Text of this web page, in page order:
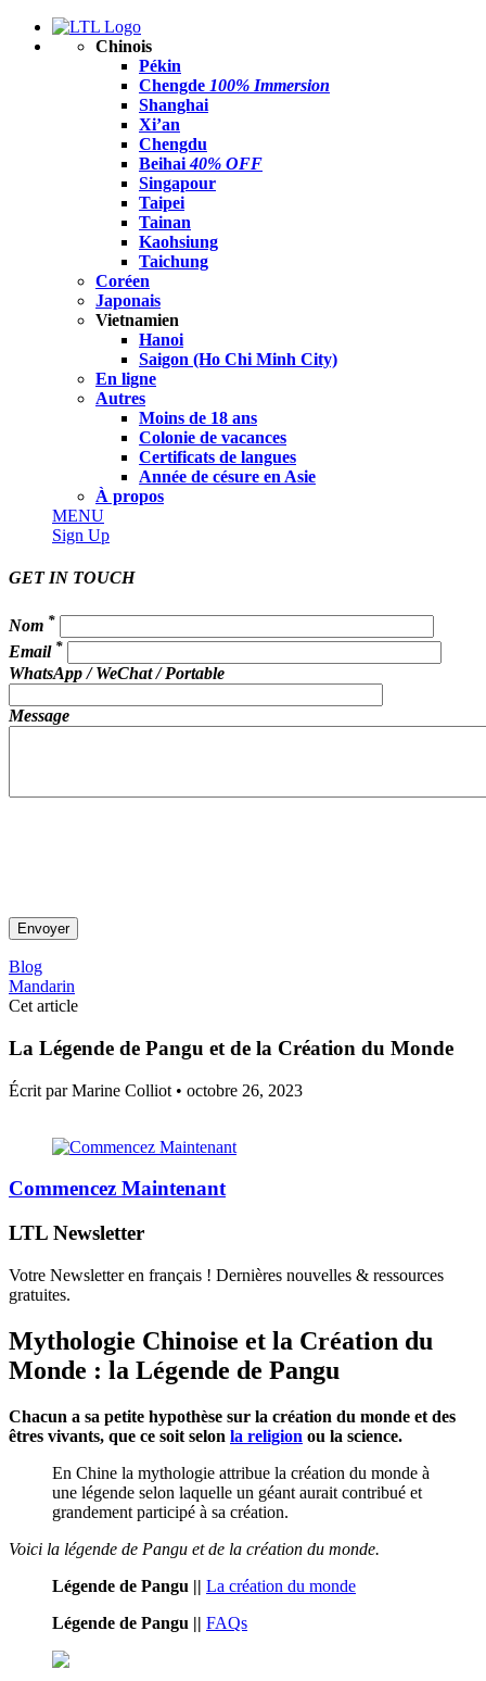
Chinois
Pékin
Chengde 100% Immersion
Shanghai
Xi’an
Chengdu
Beihai40% OFF
Singapour
Taipei
Tainan
Kaohsiung
Taichung
Coréen
Japonais
Vietnamien
Hanoi
Saigon (Ho Chi Minh City)
En ligne
Autres
Moins de 18 ans
Colonie de vacances
Certificats de langues
Année de césure en Asie
À propos
MENU
Sign Up
GET IN TOUCH
Nom *
Email *
WhatsApp / WeChat / Portable
Message
Blog
Mandarin
Cet article
La Légende de Pangu et de la Création du Monde
Écrit par Marine Colliot • octobre 26, 2023
Commencez Maintenant
LTL Newsletter
Votre Newsletter en français ! Dernières nouvelles & ressources
gratuites.
Mythologie Chinoise et la Création du
Monde : la Légende de Pangu
Chacun a sa petite hypothèse sur la création du monde et des
êtres vivants, que ce soit selon la religion ou la science.
En Chine la mythologie attribue la création du monde à
une légende selon laquelle un géant aurait contribué et
grandement participé à sa création.
Voici la légende de Pangu et de la création du monde.
Légende de Pangu || La création du monde
Légende de Pangu || FAQs